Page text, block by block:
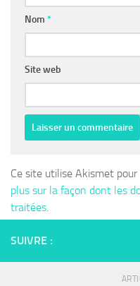
Nom *
Site web
Ce site utilise Akismet
plus sur la façon dont les
traitées.
SUIVRE :